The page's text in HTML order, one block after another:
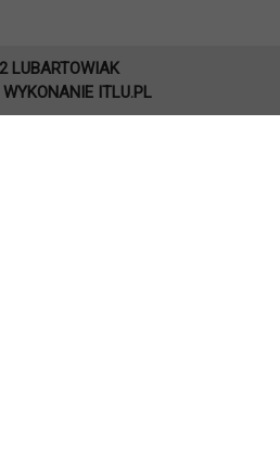
LUBARTOWIAK
ITLU.PL